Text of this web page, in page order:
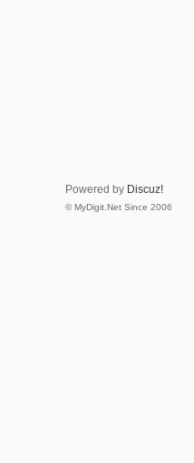
Powered by Discuz!
© MyDigit.Net Since 2006